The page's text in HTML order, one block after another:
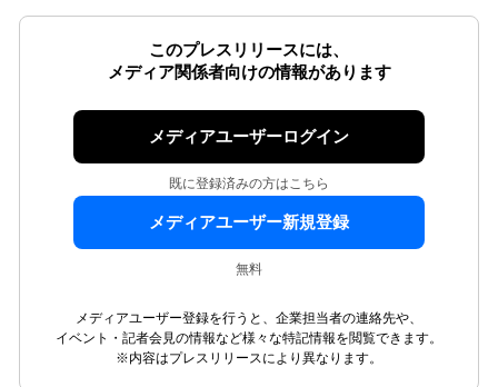
このプレスリリースには、
メディア関係者向けの情報があります
メディアユーザーログイン
既に登録済みの方はこちら
メディアユーザー新規登録
無料
メディアユーザー登録を行うと、企業担当者の連絡先や、
イベント・記者会見の情報など様々な特記情報を閲覧できます。
※内容はプレスリリースにより異なります。